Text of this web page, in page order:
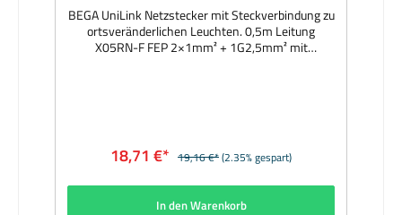
BEGA UniLink Netzstecker mit Steckverbindung zu
ortsveränderlichen Leuchten. 0,5m Leitung
X05RN-F FEP 2×1mm² + 1G2,5mm² mit
Zustand. Hersteller: BEGAAbmessungen (mm):
18,71 €* 19,16 €*(2.35% gespart)
In den Warenkorb